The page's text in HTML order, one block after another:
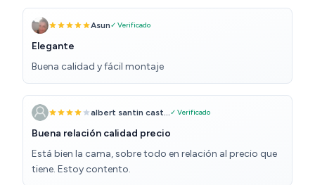
Asun✓ Verificado
Elegante
Buena calidad y fácil montaje
albert santin cast... ✓ Verificado
Buena relación calidad precio
Está bien la cama, sobre todo en relación al precio que
tiene. Estoy contento.